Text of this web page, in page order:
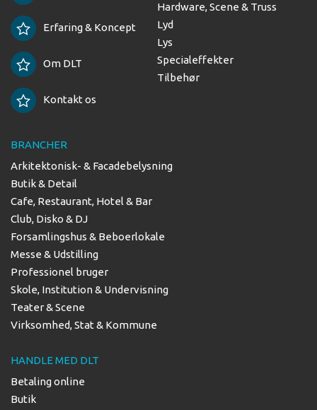
Erfaring & Koncept
Om DLT
Kontakt os
Hardware, Scene & Truss
Lyd
Lys
Specialeffekter
Tilbehør
BRANCHER
Arkitektonisk- & Facadebelysning
Butik & Detail
Cafe, Restaurant, Hotel & Bar
Club, Disko & DJ
Forsamlingshus & Beboerlokale
Messe & Udstilling
Professionel bruger
Skole, Institution & Undervisning
Teater & Scene
Virksomhed, Stat & Kommune
HANDLE MED DLT
Betaling online
Butik